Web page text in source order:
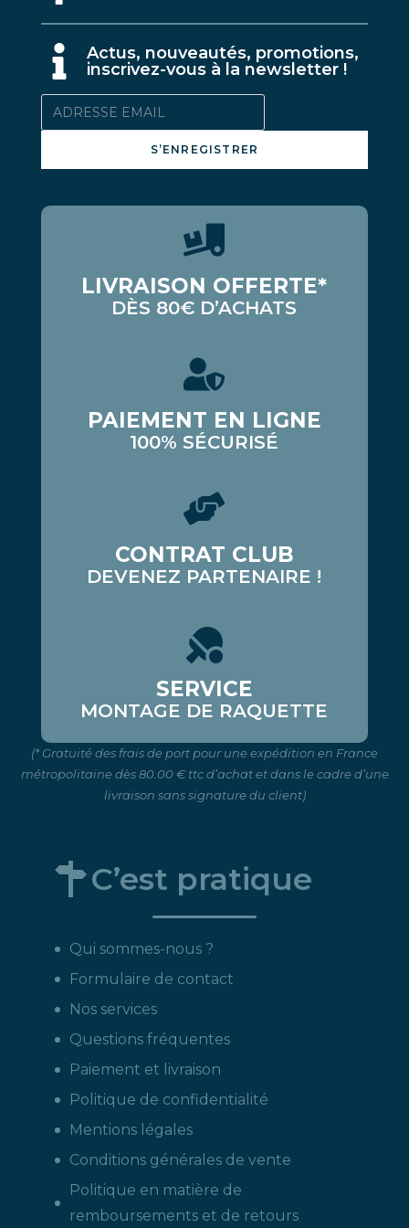
Actus, nouveautés, promotions,
inscrivez-vous à la newsletter !
S’ENREGISTRER
LIVRAISON OFFERTE*
DÈS 80€ D’ACHATS
PAIEMENT EN LIGNE
100% SÉCURISÉ
CONTRAT CLUB
DEVENEZ PARTENAIRE !
SERVICE
MONTAGE DE RAQUETTE
(* Gratuité des frais de port pour une expédition en France
métropolitaine dès 80.00 € ttc d’achat et dans le cadre d’une
livraison sans signature du client)
C’est pratique
Qui sommes-nous ?
Formulaire de contact
Nos services
Questions fréquentes
Paiement et livraison
Politique de confidentialité
Mentions légales
Conditions générales de vente
Politique en matière de
remboursements et de retours